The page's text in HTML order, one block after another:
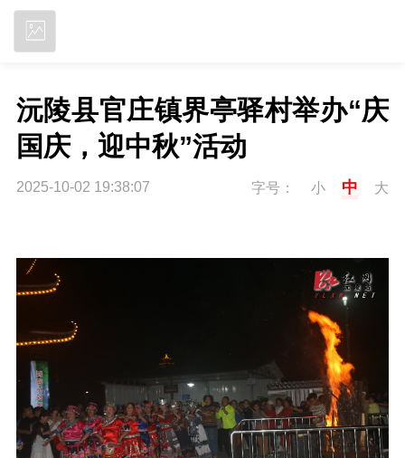
沅陵县官庄镇界亭驿村举办“庆
国庆，迎中秋”活动
2025-10-02 19:38:07 字号： 小 中 大